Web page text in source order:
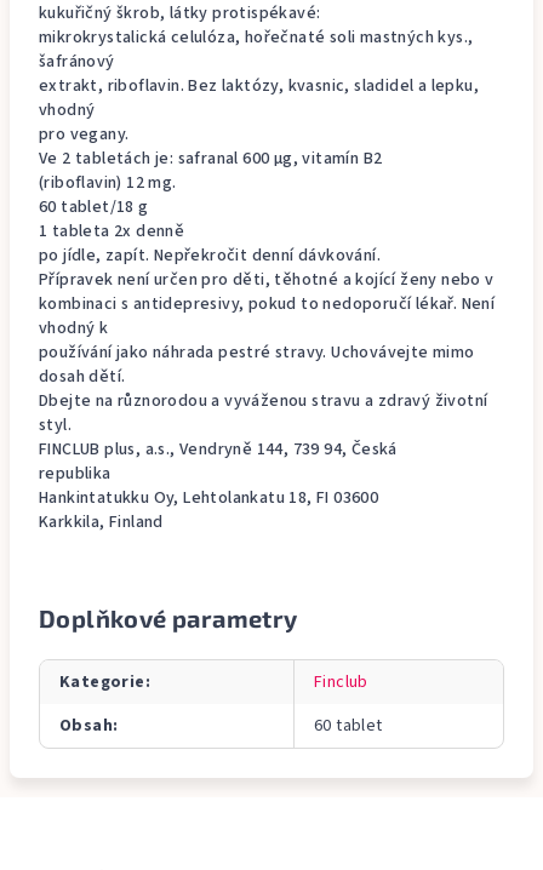
kukuřičný škrob, látky protispékavé:
mikrokrystalická celulóza, hořečnaté soli mastných kys.,
šafránový
extrakt, riboflavin. Bez laktózy, kvasnic, sladidel a lepku,
vhodný
pro vegany.
Ve 2 tabletách je: safranal 600 μg, vitamín B2
(riboflavin) 12 mg.
60 tablet/18 g
1 tableta 2x denně
po jídle, zapít. Nepřekročit denní dávkování.
Přípravek není určen pro děti, těhotné a kojící ženy nebo v
kombinaci s antidepresivy, pokud to nedoporučí lékař. Není
vhodný k
používání jako náhrada pestré stravy. Uchovávejte mimo
dosah dětí.
Dbejte na různorodou a vyváženou stravu a zdravý životní
styl.
FINCLUB plus, a.s., Vendryně 144, 739 94, Česká
republika
Hankintatukku Oy, Lehtolankatu 18, FI 03600
Karkkila, Finland
Doplňkové parametry
Kategorie:
Finclub
Obsah: 60 tablet